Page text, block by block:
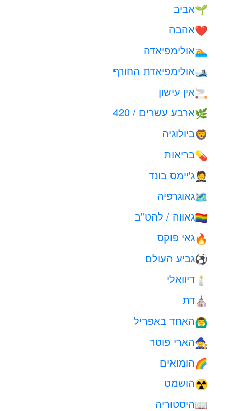
🌱אביב
❤️️אהבה
🏊אולימפיאדה
🎿אולימפיאדת החורף
🚬אין עישון
🌿ארבע עשרים / 420
🦁ביולוגיה
💊בריאות
🤵ג'יימס בונד
🗺גאוגרפיה
🏳️‍🌈גאווה / להט"ב
🔥גאי פוקס
⚽גביע העולם
🕯 דיוואלי
⛪️דת
🙆‍♂️האחד באפריל
🧙הארי פוטר
🌈הומואים
☢️הושמט
📖היסטוריה